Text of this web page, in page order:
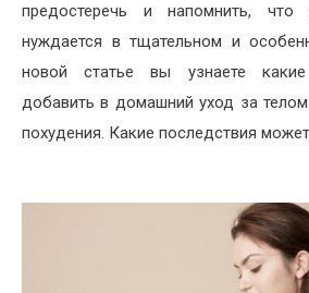
предостеречь и напомнить,
нуждается в тщательном и
новой статье вы узнаете
добавить в домашний уход за
похудения. Какие последствия